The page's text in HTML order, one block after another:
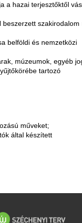
a hazai terjesztőktől
szakirodalom
belföldi és nemzetközi
múzeumok, egyéb
tartozó
műveket;
által készített